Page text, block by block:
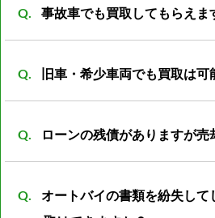
価格を高くさせていただく事が
反映される車両がほとんどです
トの場合プラス評価しますが、
状態ですとマイナス評価となる車
事故車でも買取してもらえま
可能です。 一般的に廃車費用は
言われています。 事故車を所有
なく、処分する際には必ず廃車
旧車・希少車両でも買取は可
たりと扱える会社が少ない為、
います。 しかし弊社は経験豊富
心してご売却頂けるかと思いま
ローンの残債がありますが売
たあとの残金をお振込みとさせ
オートバイの書類を紛失して